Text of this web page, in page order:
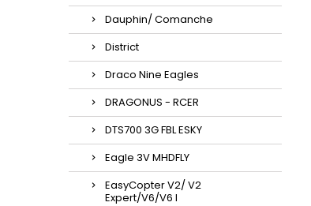
Dauphin/ Comanche
District
Draco Nine Eagles
DRAGONUS - RCER
DTS700 3G FBL ESKY
Eagle 3V MHDFLY
EasyCopter V2/ V2
Expert/V6/V6 l